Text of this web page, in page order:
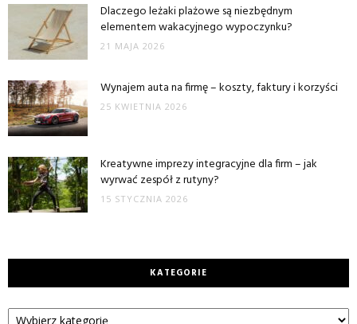
Dlaczego leżaki plażowe są niezbędnym
elementem wakacyjnego wypoczynku?
21 MAJA 2026
Wynajem auta na firmę – koszty, faktury i korzyści
25 KWIETNIA 2026
Kreatywne imprezy integracyjne dla firm – jak
wyrwać zespół z rutyny?
15 STYCZNIA 2026
KATEGORIE
Kategorie